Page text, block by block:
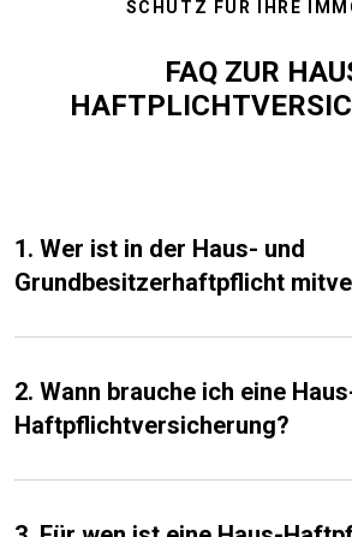
SCHUTZ FÜR IHRE
FAQ ZUR
1. Wer ist in der Haus- und
Grundbesitzerhaftpflicht
2. Wann brauche ich eine
Haftpflichtversicherung?